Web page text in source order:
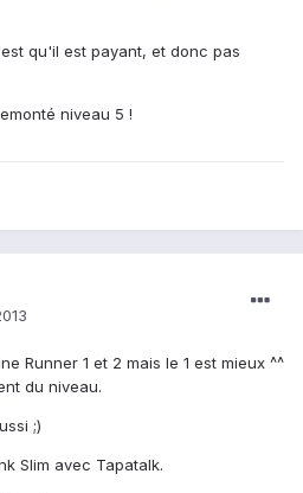
qu'il est payant, et donc pas
niveau 5 !
Runner 1 et 2 mais le 1 est mieux ^^
du niveau.
;)
Slim avec Tapatalk.